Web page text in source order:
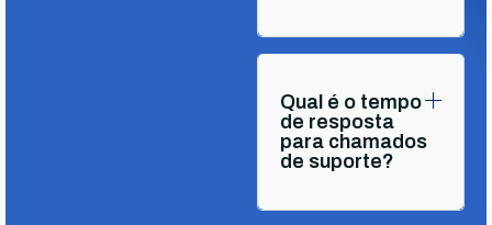
Qual é o tempo
de resposta
para chamados
de suporte?